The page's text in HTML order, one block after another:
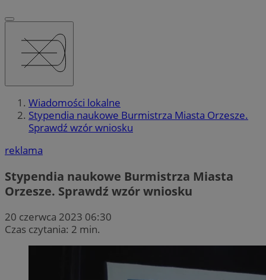
Wiadomości lokalne
Stypendia naukowe Burmistrza Miasta Orzesze.
Sprawdź wzór wniosku
reklama
Stypendia naukowe Burmistrza Miasta
Orzesze. Sprawdź wzór wniosku
20 czerwca 2023 06:30
Czas czytania: 2 min.